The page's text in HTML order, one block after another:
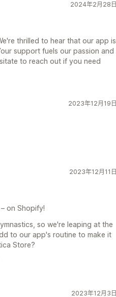
2024年2月28日
thrilled to hear that our app is
support fuels our passion and
to reach out if you need
2023年12月19日
2023年12月11日
on Shopify!
so we're leaping at the
to our app's routine to make it
Store?
2023年12月3日